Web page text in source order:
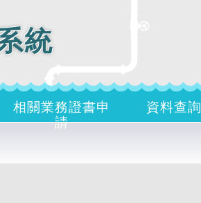
統
相關業務證書申
請
資料查詢